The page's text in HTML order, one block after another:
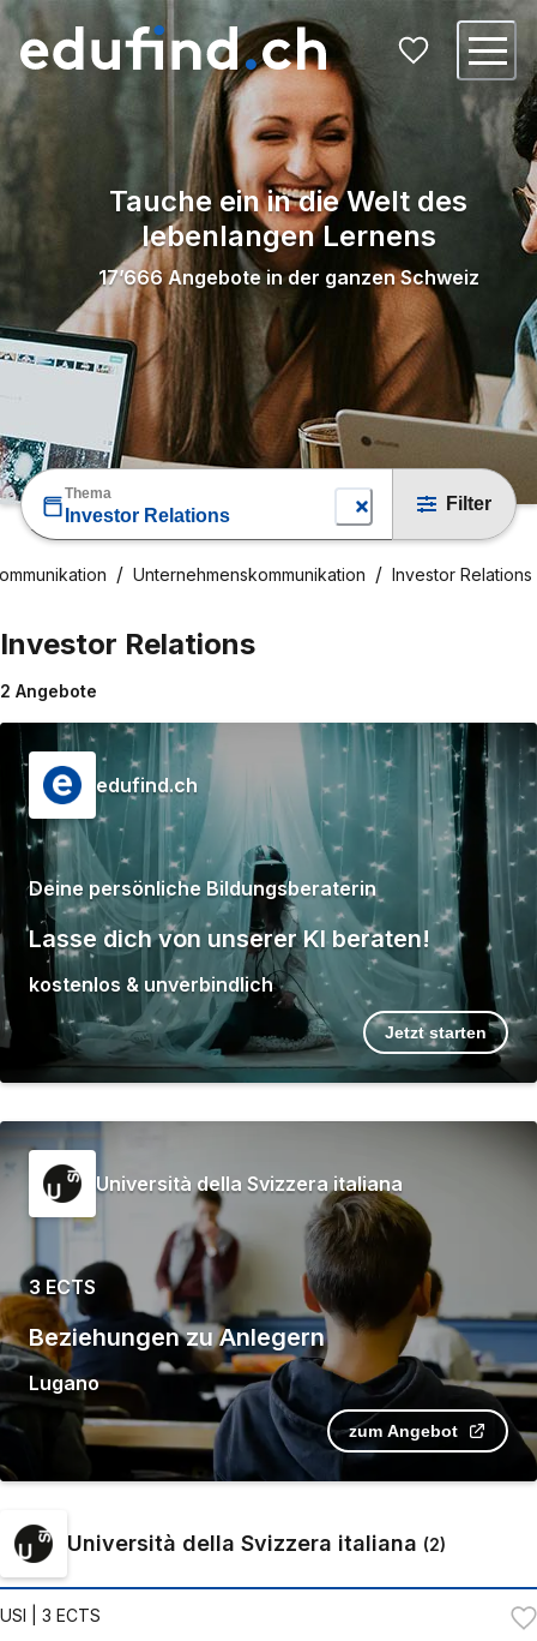
Tauche ein in die Welt des
lebenlangen Lernens
17’666 Angebote in der ganzen Schweiz
Thema
Investor Relations
Filter
Unternehmenskommunikation Investor Relations
Investor Relations
2 Angebote
edufind.ch
Deine persönliche Bildungsberaterin
Lasse dich von unserer KI beraten!
kostenlos & unverbindlich
Jetzt starten
Università della Svizzera italiana
3 ECTS
Beziehungen zu Anlegern
Lugano
zum Angebot
Università della Svizzera italiana (2)
USI | 3 ECTS